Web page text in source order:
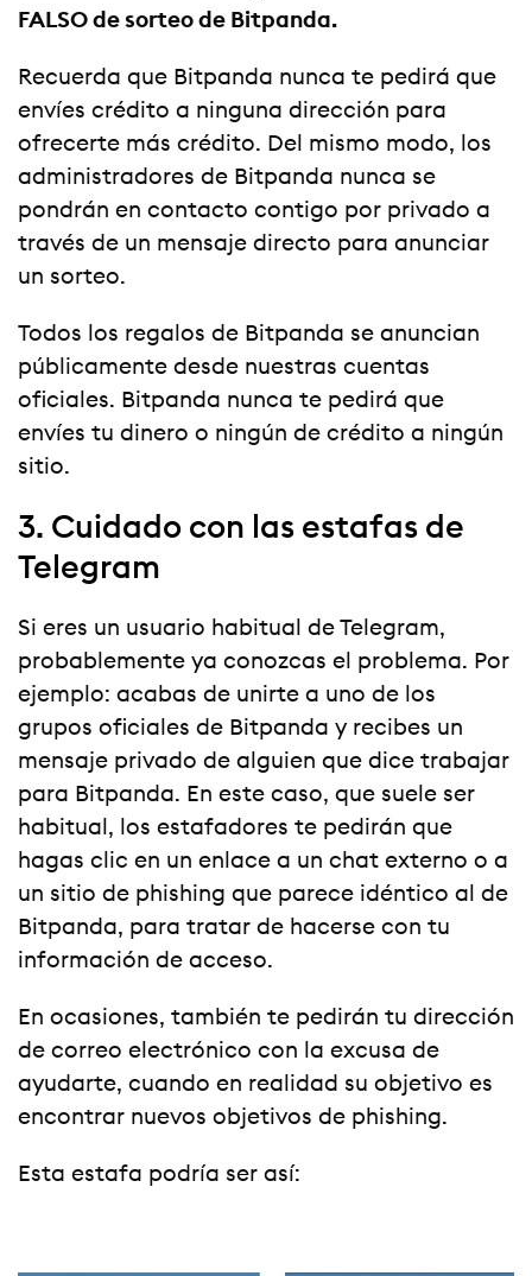
FALSO de sorteo de Bitpanda.
Recuerda que Bitpanda nunca te pedirá que
envíes crédito a ninguna dirección para
ofrecerte más crédito. Del mismo modo, los
administradores de Bitpanda nunca se
pondrán en contacto contigo por privado a
través de un mensaje directo para anunciar
un sorteo.
Todos los regalos de Bitpanda se anuncian
públicamente desde nuestras cuentas
oficiales. Bitpanda nunca te pedirá que
envíes tu dinero o ningún de crédito a ningún
sitio.
3. Cuidado con las estafas de
Telegram
Si eres un usuario habitual de Telegram,
probablemente ya conozcas el problema. Por
ejemplo: acabas de unirte a uno de los
grupos oficiales de Bitpanda y recibes un
mensaje privado de alguien que dice trabajar
para Bitpanda. En este caso, que suele ser
habitual, los estafadores te pedirán que
hagas clic en un enlace a un chat externo o a
un sitio de phishing que parece idéntico al de
Bitpanda, para tratar de hacerse con tu
información de acceso.
En ocasiones, también te pedirán tu dirección
de correo electrónico con la excusa de
ayudarte, cuando en realidad su objetivo es
encontrar nuevos objetivos de phishing.
Esta estafa podría ser así: